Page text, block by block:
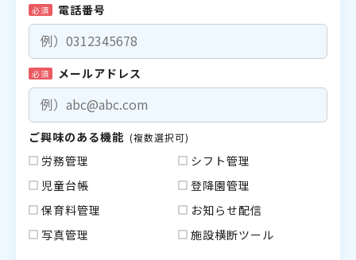
必須 電話番号
必須 メールアドレス
ご興味のある機能 (複数選択可)
労務管理
シフト管理
児童台帳
登降園管理
保育料管理
お知らせ配信
写真管理
施設横断ツール